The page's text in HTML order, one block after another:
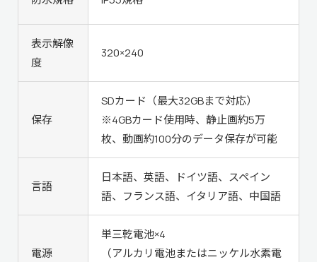
表示解像
度
320×240
保存
SDカード（最大32GBまで対応）
※4GBカード使用時、静止画約5万
枚、動画約100分のデータ保存が可能
言語
日本語、英語、ドイツ語、スペイン
語、フランス語、イタリア語、中国語
電源
単三乾電池×4
（アルカリ電池またはニッケル水素電